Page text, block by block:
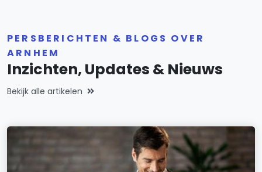
PERSBERICHTEN & BLOGS OVER
ARNHEM
Inzichten, Updates & Nieuws
Bekijk alle artikelen